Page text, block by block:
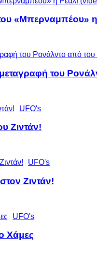
«Μπερναμπέου»
του
UFO's
Ζιντάν!
UFO's
Ζιντάν!
UFO's
Χάμες